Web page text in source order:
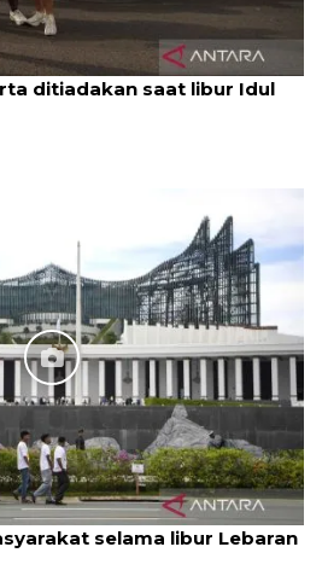
ditiadakan saat libur Idul
selama libur Lebaran